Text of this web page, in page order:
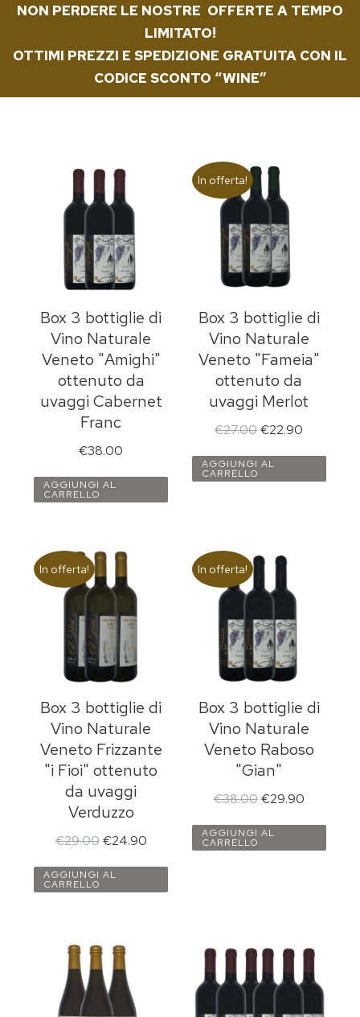
NON PERDERE LE NOSTRE OFFERTE A TEMPO
LIMITATO!
OTTIMI PREZZI E SPEDIZIONE GRATUITA CON IL
CODICE SCONTO “WINE”
Box 3 bottiglie di
Vino Naturale
Veneto "Amighi"
ottenuto da
uvaggi Cabernet
Franc
€38.00
AGGIUNGI AL
CARRELLO
In offerta!
Box 3 bottiglie di
Vino Naturale
Veneto "Fameia"
ottenuto da
uvaggi Merlot
€27.00€22.90
AGGIUNGI AL
CARRELLO
In offerta!
Box 3 bottiglie di
Vino Naturale
Veneto Frizzante
"i Fioi" ottenuto
da uvaggi
Verduzzo
€29.00 €24.90
AGGIUNGI AL
CARRELLO
In offerta!
Box 3 bottiglie di
Vino Naturale
Veneto Raboso
"Gian"
€38.00 €29.90
AGGIUNGI AL
CARRELLO